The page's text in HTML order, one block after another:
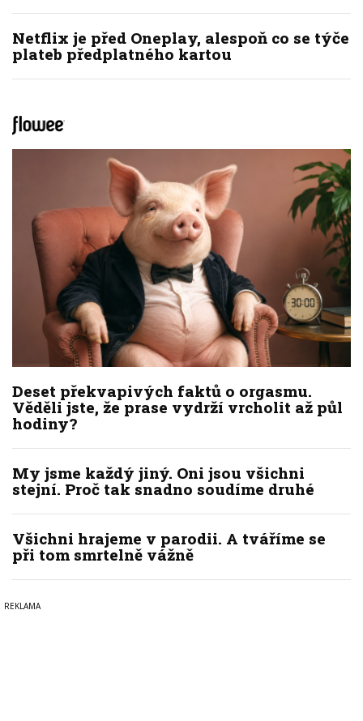
Netflix je před Oneplay, alespoň co se týče
plateb předplatného kartou
Deset překvapivých faktů o orgasmu.
Věděli jste, že prase vydrží vrcholit až půl
hodiny?
My jsme každý jiný. Oni jsou všichni
stejní. Proč tak snadno soudíme druhé
Všichni hrajeme v parodii. A tváříme se
při tom smrtelně vážně